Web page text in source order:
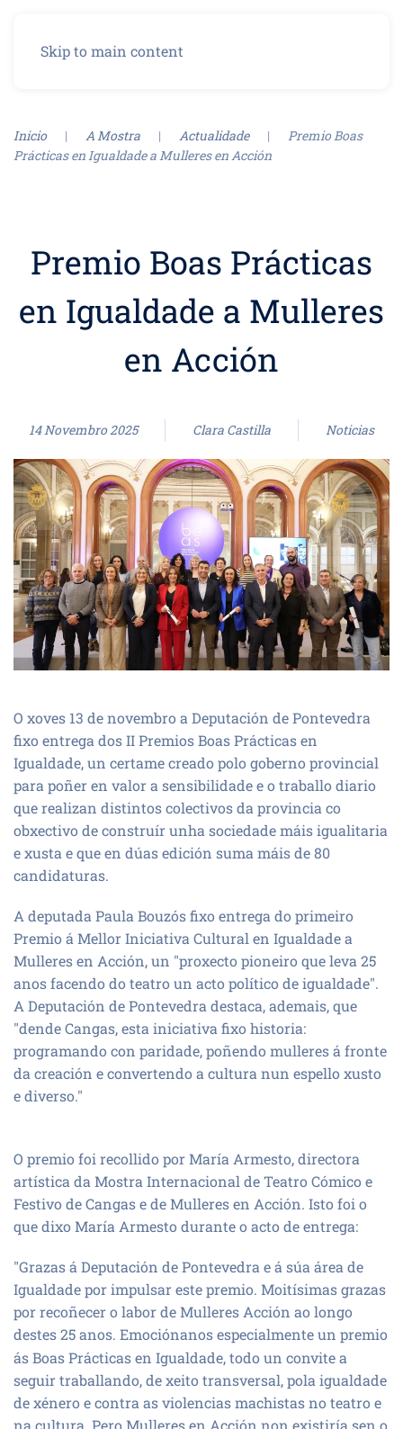
Skip to main content
Inicio A Mostra Actualidade
Premio Boas
Prácticas en Igualdade a Mulleres en Acción
Premio Boas Prácticas
en Igualdade a Mulleres
en Acción
14 Novembro 2025 Clara Castilla Noticias
O xoves 13 de novembro a Deputación de Pontevedra
fixo entrega dos II Premios Boas Prácticas en
Igualdade, un certame creado polo goberno provincial
para poñer en valor a sensibilidade e o traballo diario
que realizan distintos colectivos da provincia co
obxectivo de construír unha sociedade máis igualitaria
e xusta e que en dúas edición suma máis de 80
candidaturas.
A deputada Paula Bouzós fixo entrega do primeiro
Premio á Mellor Iniciativa Cultural en Igualdade a
Mulleres en Acción, un "proxecto pioneiro que leva 25
anos facendo do teatro un acto político de igualdade".
A Deputación de Pontevedra destaca, ademais, que
"dende Cangas, esta iniciativa fixo historia:
programando con paridade, poñendo mulleres á fronte
da creación e convertendo a cultura nun espello xusto
e diverso."
O premio foi recollido por María Armesto, directora
artística da Mostra Internacional de Teatro Cómico e
Festivo de Cangas e de Mulleres en Acción. Isto foi o
que dixo María Armesto durante o acto de entrega:
"Grazas á Deputación de Pontevedra e á súa área de
Igualdade por impulsar este premio. Moitísimas grazas
por recoñecer o labor de Mulleres Acción ao longo
destes 25 anos. Emociónanos especialmente un premio
ás Boas Prácticas en Igualdade, todo un convite a
seguir traballando, de xeito transversal, pola igualdade
de xénero e contra as violencias machistas no teatro e
na cultura. Pero Mulleres en Acción non existiría sen o